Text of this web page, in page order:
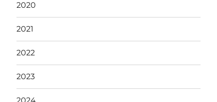
2020
2021
2022
2023